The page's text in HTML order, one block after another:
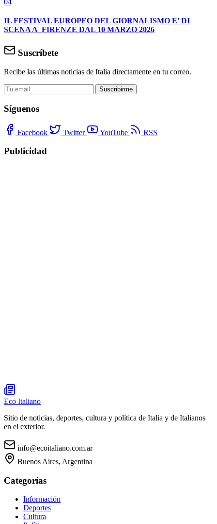
IL FESTIVAL EUROPEO DEL GIORNALISMO E’ DI
SCENA A FIRENZE DAL 10 MARZO 2026
Suscríbete
Recibe las últimas noticias de Italia directamente en tu correo.
Suscribirme
Síguenos
Facebook Twitter YouTube RSS
Publicidad
Eco Italiano
Sitio de noticias, deportes, cultura y política de Italia y de Italianos
en el exterior.
info@ecoitaliano.com.ar
Buenos Aires, Argentina
Categorías
Información
Deportes
Cultura